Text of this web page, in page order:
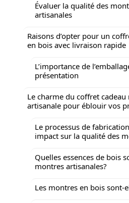
Évaluer la qualité des
artisanales
Raisons d’opter pour un
en bois avec livraison rapide
L’importance de
présentation
Le charme du coffret
artisanale pour éblouir vos
Le processus de
impact sur la qualité des
Quelles essences de bois
montres artisanales?
Les montres en bois sont-